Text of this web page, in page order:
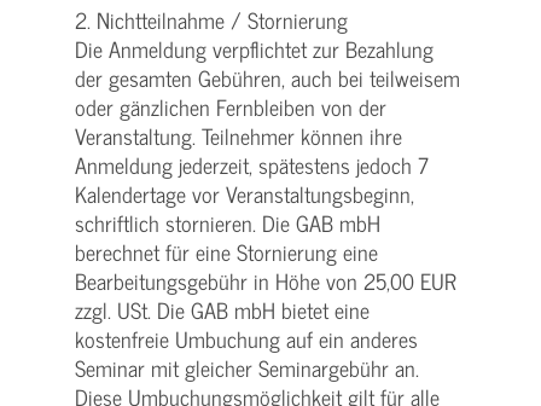
2. Nichtteilnahme / Stornierung
Die Anmeldung verpflichtet zur Bezahlung
der gesamten Gebühren, auch bei teilweisem
oder gänzlichen Fernbleiben von der
Veranstaltung. Teilnehmer können ihre
Anmeldung jederzeit, spätestens jedoch 7
Kalendertage vor Veranstaltungsbeginn,
schriftlich stornieren. Die GAB mbH
berechnet für eine Stornierung eine
Bearbeitungsgebühr in Höhe von 25,00 EUR
zzgl. USt. Die GAB mbH bietet eine
kostenfreie Umbuchung auf ein anderes
Seminar mit gleicher Seminargebühr an.
Diese Umbuchungsmöglichkeit gilt für alle